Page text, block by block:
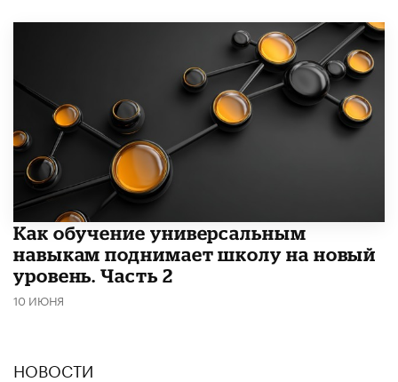
​Как обучение универсальным
навыкам поднимает школу на новый
уровень. Часть 2
10 ИЮНЯ
НОВОСТИ